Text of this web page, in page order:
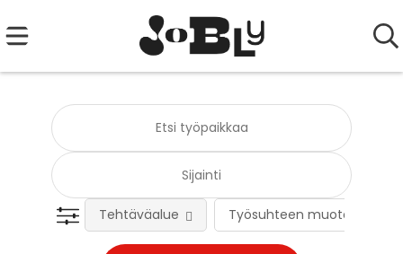
Työsuhteen muoto
Tehtäväalue